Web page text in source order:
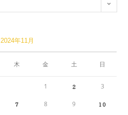
2024年11月
木 金 土 日
1 2 3
7 8 9 10